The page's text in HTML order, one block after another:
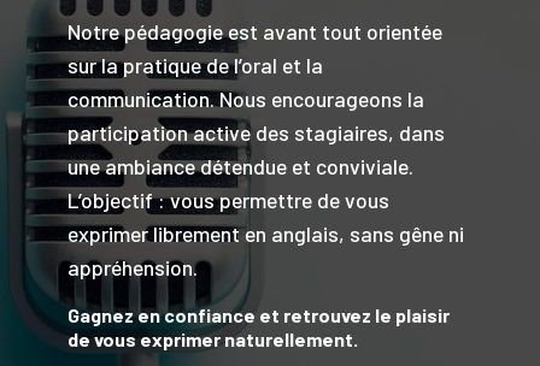
Notre pédagogie est avant tout orientée
sur la pratique de l’oral et la
communication. Nous encourageons la
participation active des stagiaires, dans
une ambiance détendue et conviviale.
L’objectif : vous permettre de vous
exprimer librement en anglais, sans gêne ni
appréhension.
Gagnez en confiance et retrouvez le plaisir
de vous exprimer naturellement.